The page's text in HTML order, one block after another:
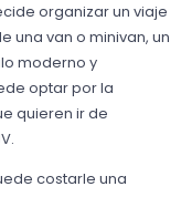
organizar un viaje
una van o minivan, un
moderno y
optar por la
quieren ir de
costarle una